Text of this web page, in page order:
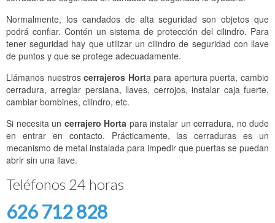
Normalmente, los candados de alta seguridad son objetos que
podrá confiar. Contén un sistema de protección del cilindro. Para
tener seguridad hay que utilizar un cilindro de seguridad con llave
de puntos y que se protege adecuadamente.
Llámanos nuestroscerrajeros Horta para apertura puerta, cambio
cerradura, arreglar persiana, llaves, cerrojos, instalar caja fuerte,
cambiar bombines, cilindro, etc.
Si necesita un cerrajero Horta para instalar un cerradura, no dude
en entrar en contacto. Prácticamente, las cerraduras es un
mecanismo de metal instalada para impedir que puertas se puedan
abrir sin una llave.
Teléfonos 24 horas
626 712 828